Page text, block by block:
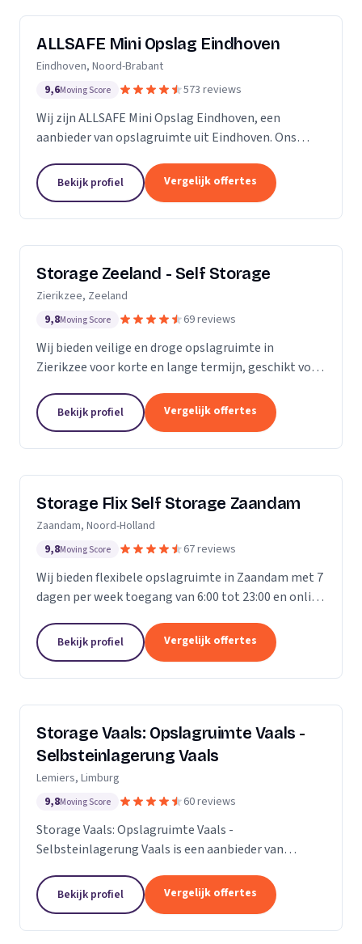
ALLSAFE Mini Opslag Eindhoven
Eindhoven, Noord-Brabant
9,6Moving Score 573 reviews
Wij zijn ALLSAFE Mini Opslag Eindhoven, een
aanbieder van opslagruimte uit Eindhoven. Ons
Bekijk profiel Vergelijk offertes
Storage Zeeland - Self Storage
Zierikzee, Zeeland
9,8Moving Score 69 reviews
Wij bieden veilige en droge opslagruimte in
Zierikzee voor korte en lange termijn, geschikt voor
Bekijk profiel Vergelijk offertes
Storage Flix Self Storage Zaandam
Zaandam, Noord-Holland
9,8Moving Score 67 reviews
Wij bieden flexibele opslagruimte in Zaandam met 7
dagen per week toegang van 6:00 tot 23:00 en online
Bekijk profiel Vergelijk offertes
Storage Vaals: Opslagruimte Vaals -
Selbsteinlagerung Vaals
Lemiers, Limburg
9,8Moving Score 60 reviews
Storage Vaals: Opslagruimte Vaals -
Selbsteinlagerung Vaals is een aanbieder van
actief in Limburg.
Bekijk profiel Vergelijk offertes